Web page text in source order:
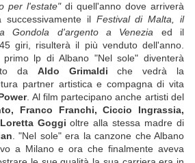
per l'estate"di quell'anno dove arriverà
il Festival di Malta, il
Gondola d'argento a Venezia ed il
giri, risulterà il più venduto dell'anno.
lp di Albano "Nel sole" diventerà
da Aldo Grimaldi che vedrà la
partner artistica e compagna di vita
. Al film partecipano anche artisti del
Franco Franchi, Ciccio Ingrassia,
Loretta Goggi oltre alla stessa madre di
. "Nel sole" era la canzone che Albano
a Milano e ora che finalmente aveva